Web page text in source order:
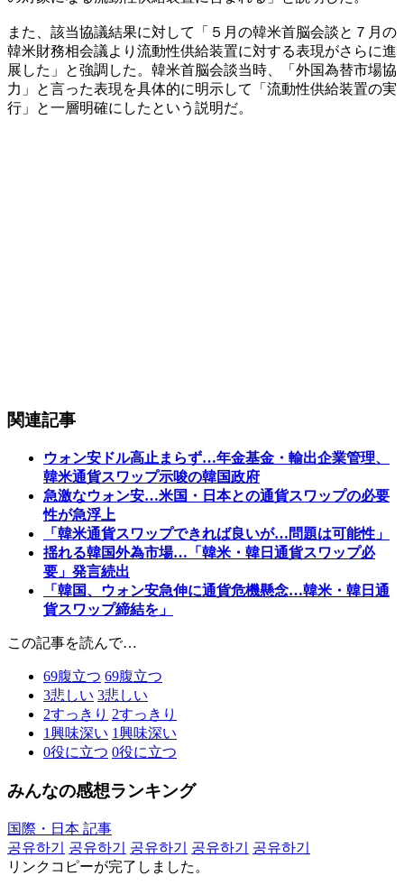
また、該当協議結果に対して「５月の韓米首脳会談と７月の
韓米財務相会議より流動性供給装置に対する表現がさらに進
展した」と強調した。韓米首脳会談当時、「外国為替市場協
力」と言った表現を具体的に明示して「流動性供給装置の実
行」と一層明確にしたという説明だ。
関連記事
ウォン安ドル高止まらず…年金基金・輸出企業管理、
韓米通貨スワップ示唆の韓国政府
急激なウォン安…米国・日本との通貨スワップの必要
性が急浮上
「韓米通貨スワップできれば良いが…問題は可能性」
揺れる韓国外為市場…「韓米・韓日通貨スワップ必
要」発言続出
「韓国、ウォン安急伸に通貨危機懸念…韓米・韓日通
貨スワップ締結を」
この記事を読んで…
69腹立つ 69腹立つ
3悲しい 3悲しい
2すっきり 2すっきり
1興味深い 1興味深い
0役に立つ 0役に立つ
みんなの感想ランキング
国際・日本 記事
공유하기
공유하기 공유하기 공유하기
공유하기
リンクコピーが完了しました。